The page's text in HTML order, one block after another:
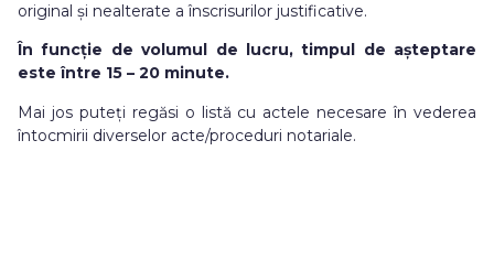
original și nealterate a înscrisurilor justificative.
În funcție de volumul de lucru, timpul de așteptare
este între 15 – 20 minute.
Mai jos puteți regăsi o listă cu actele necesare în vederea
întocmirii diverselor acte/proceduri notariale.